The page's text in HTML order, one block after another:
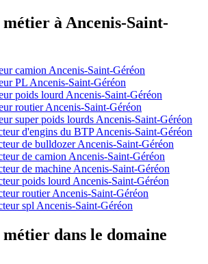
à Ancenis-Saint-
camion Ancenis-Saint-Géréon
PL Ancenis-Saint-Géréon
poids lourd Ancenis-Saint-Géréon
routier Ancenis-Saint-Géréon
super poids lourds Ancenis-Saint-Géréon
d'engins du BTP Ancenis-Saint-Géréon
de bulldozer Ancenis-Saint-Géréon
de camion Ancenis-Saint-Géréon
de machine Ancenis-Saint-Géréon
poids lourd Ancenis-Saint-Géréon
routier Ancenis-Saint-Géréon
spl Ancenis-Saint-Géréon
dans le domaine